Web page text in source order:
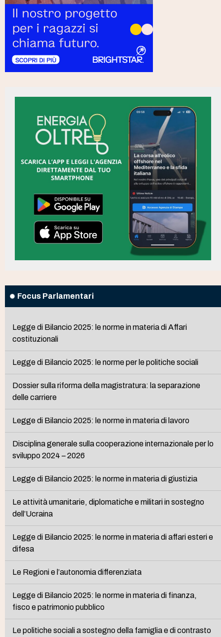
Focus Parlamentari
Legge di Bilancio 2025: le norme in materia di Affari
costituzionali
Legge di Bilancio 2025: le norme per le politiche sociali
Dossier sulla riforma della magistratura: la separazione
delle carriere
Legge di Bilancio 2025: le norme in materia di lavoro
Disciplina generale sulla cooperazione internazionale per lo
sviluppo 2024 – 2026
Legge di Bilancio 2025: le norme in materia di giustizia
Le attività umanitarie, diplomatiche e militari in sostegno
dell’Ucraina
Legge di Bilancio 2025: le norme in materia di affari esteri e
difesa
Le Regioni e l’autonomia differenziata
Legge di Bilancio 2025: le norme in materia di finanza,
fisco e patrimonio pubblico
Le politiche sociali a sostegno della famiglia e di contrasto